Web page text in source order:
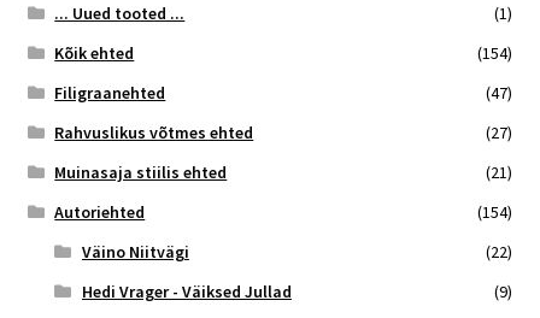
... Uued tooted ...
(1)
Kõik ehted
(154)
Filigraanehted
(47)
Rahvuslikus võtmes ehted
(27)
Muinasaja stiilis ehted
(21)
Autoriehted
(154)
Väino Niitvägi
(22)
Hedi Vrager - Väiksed Jullad
(9)